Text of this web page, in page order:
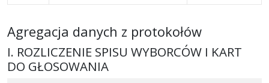
Agregacja danych z protokołów
I. ROZLICZENIE SPISU WYBORCÓW I KART
DO GŁOSOWANIA